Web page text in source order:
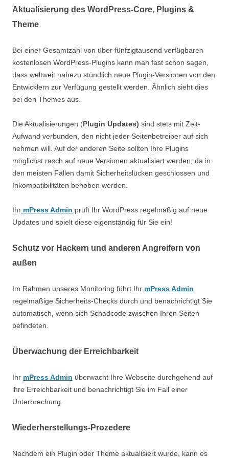
Aktualisierung des WordPress-Core, Plugins &
Theme
Bei einer Gesamtzahl von über fünfzigtausend verfügbaren
kostenlosen WordPress-Plugins kann man fast schon sagen,
dass weltweit nahezu stündlich neue Plugin-Versionen von den
Entwicklern zur Verfügung gestellt werden. Ähnlich sieht dies
bei den Themes aus.
Die Aktualisierungen (Plugin Updates) sind stets mit Zeit-
Aufwand verbunden, den nicht jeder Seitenbetreiber auf sich
nehmen will. Auf der anderen Seite sollten Ihre Plugins
möglichst rasch auf neue Versionen aktualisiert werden, da in
den meisten Fällen damit Sicherheitslücken geschlossen und
Inkompatibilitäten behoben werden.
Ihr mPress Admin prüft Ihr WordPress regelmäßig auf neue
Updates und spielt diese eigenständig für Sie ein!
Schutz vor Hackern und anderen Angreifern von
außen
Im Rahmen unseres Monitoring führt Ihr mPress Admin
regelmäßige Sicherheits-Checks durch und benachrichtigt Sie
automatisch, wenn sich Schadcode zwischen Ihren Seiten
befindeten.
Überwachung der Erreichbarkeit
Ihr mPress Admin überwacht Ihre Webseite durchgehend auf
ihre Erreichbarkeit und benachrichtigt Sie im Fall einer
Unterbrechung.
Wiederherstellungs-Prozedere
Nachdem ein Plugin oder Theme aktualisiert wurde, kann es